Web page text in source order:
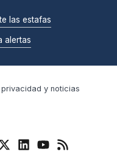
las estafas
alertas
y noticias